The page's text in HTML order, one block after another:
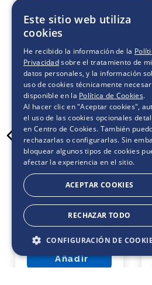
Toallitas Húmedas
Babysec Premium Pack
Aloe Vera & Vitamina E
135 un
$4190
$3190
＋
－
Añadir
Este sitio web utiliza
cookies
He recibido la información de la
Privacidadsobre el tratamiento de
datos personales, y la información
uso de cookies técnicamente
disponible en la Política de Cookies.
Al hacer clic en "Aceptar cookies",
el uso de las cookies opcionales
en Centro de Cookies. También
rechazarlas o configurarlas. Sin
bloquear algunos tipos de cookies
afectar la experiencia en el sitio.
ACEPTAR COOKIES
RECHAZAR TODO
CONFIGURACIÓN DE